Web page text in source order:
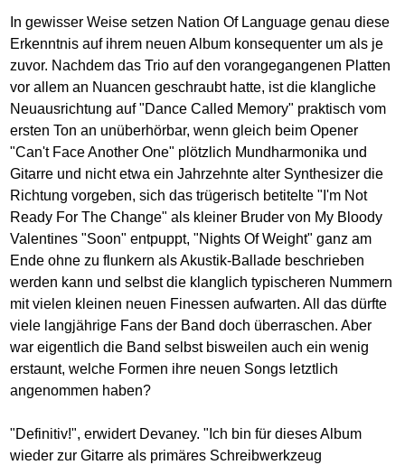
In gewisser Weise setzen Nation Of Language genau diese
Erkenntnis auf ihrem neuen Album konsequenter um als je
zuvor. Nachdem das Trio auf den vorangegangenen Platten
vor allem an Nuancen geschraubt hatte, ist die klangliche
Neuausrichtung auf "Dance Called Memory" praktisch vom
ersten Ton an unüberhörbar, wenn gleich beim Opener
"Can't Face Another One" plötzlich Mundharmonika und
Gitarre und nicht etwa ein Jahrzehnte alter Synthesizer die
Richtung vorgeben, sich das trügerisch betitelte "I'm Not
Ready For The Change" als kleiner Bruder von My Bloody
Valentines "Soon" entpuppt, "Nights Of Weight" ganz am
Ende ohne zu flunkern als Akustik-Ballade beschrieben
werden kann und selbst die klanglich typischeren Nummern
mit vielen kleinen neuen Finessen aufwarten. All das dürfte
viele langjährige Fans der Band doch überraschen. Aber
war eigentlich die Band selbst bisweilen auch ein wenig
erstaunt, welche Formen ihre neuen Songs letztlich
angenommen haben?
"Definitiv!", erwidert Devaney. "Ich bin für dieses Album
wieder zur Gitarre als primäres Schreibwerkzeug